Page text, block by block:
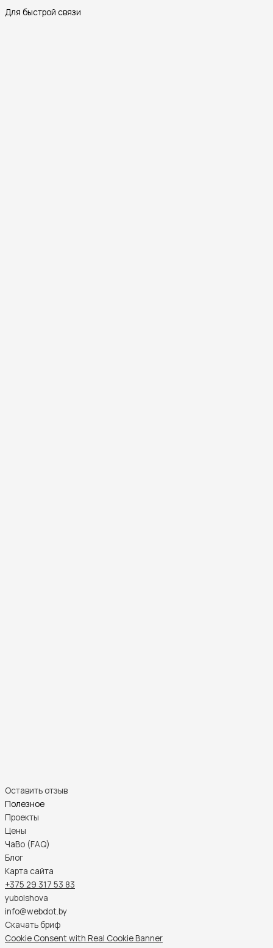
Для быстрой связи
Оставить отзыв
Полезное
Проекты
Цены
ЧаВо (FAQ)
Блог
Карта сайта
+375 29 317 53 83
yubolshova
info@webdot.by
Скачать бриф
Cookie Consent with Real Cookie Banner